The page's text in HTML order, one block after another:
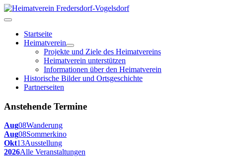
Startseite
Heimatverein
Projekte und Ziele des Heimatvereins
Heimatverein unterstützen
Informationen über den Heimatverein
Historische Bilder und Ortsgeschichte
Partnerseiten
Anstehende Termine
Aug08Wanderung
Aug08Sommerkino
Okt13Ausstellung
2026Alle Veranstaltungen